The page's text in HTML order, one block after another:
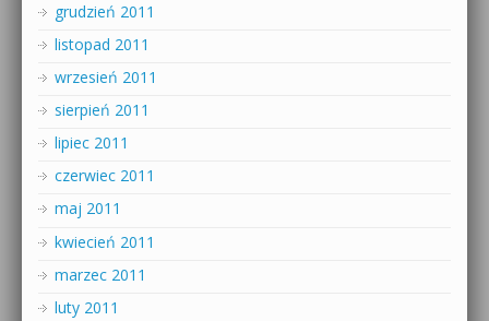
grudzień 2011
listopad 2011
wrzesień 2011
sierpień 2011
lipiec 2011
czerwiec 2011
maj 2011
kwiecień 2011
marzec 2011
luty 2011